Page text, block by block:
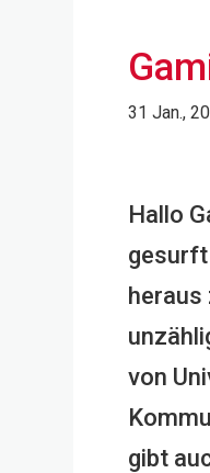
31 Jan.,
Hallo
gesurft
heraus
von
gibt